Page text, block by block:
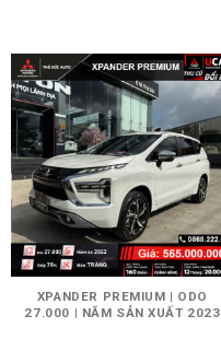
XPANDER PREMIUM | ODO
27.000 | NĂM SẢN XUẤT 2023